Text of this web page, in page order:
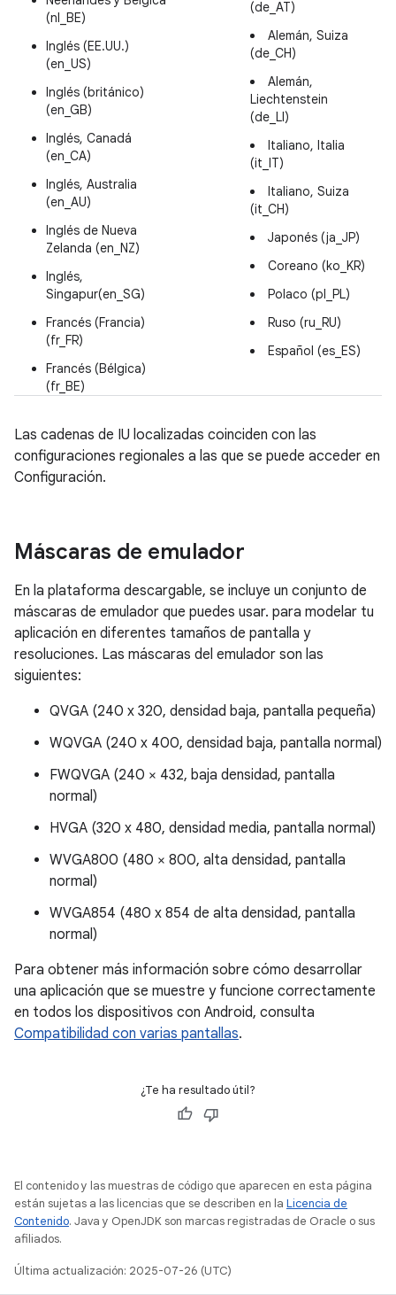
(nl_BE)
Inglés (EE.UU.)
(en_US)
Inglés (británico)
(en_GB)
Inglés, Canadá
(en_CA)
Inglés, Australia
(en_AU)
Inglés de Nueva
Zelanda (en_NZ)
Inglés,
Singapur(en_SG)
Francés (Francia)
(fr_FR)
Francés (Bélgica)
(fr_BE)
(de_AT)
Alemán, Suiza
(de_CH)
Alemán,
Liechtenstein
(de_LI)
Italiano, Italia
(it_IT)
Italiano, Suiza
(it_CH)
Japonés (ja_JP)
Coreano (ko_KR)
Polaco (pl_PL)
Ruso (ru_RU)
Español (es_ES)
Las cadenas de IU localizadas coinciden con las
configuraciones regionales a las que se puede acceder en
Configuración.
Máscaras de emulador
En la plataforma descargable, se incluye un conjunto de
máscaras de emulador que puedes usar. para modelar tu
aplicación en diferentes tamaños de pantalla y
resoluciones. Las máscaras del emulador son las
siguientes:
QVGA (240 x 320, densidad baja, pantalla pequeña)
WQVGA (240 x 400, densidad baja, pantalla normal)
FWQVGA (240 × 432, baja densidad, pantalla
normal)
HVGA (320 x 480, densidad media, pantalla normal)
WVGA800 (480 × 800, alta densidad, pantalla
normal)
WVGA854 (480 x 854 de alta densidad, pantalla
normal)
Para obtener más información sobre cómo desarrollar
una aplicación que se muestre y funcione correctamente
en todos los dispositivos con Android, consulta
Compatibilidad con varias pantallas.
¿Te ha resultado útil?
El contenido y las muestras de código que aparecen en esta página
están sujetas a las licencias que se describen en la Licencia de
Contenido. Java y OpenJDK son marcas registradas de Oracle o sus
afiliados.
Última actualización: 2025-07-26 (UTC)